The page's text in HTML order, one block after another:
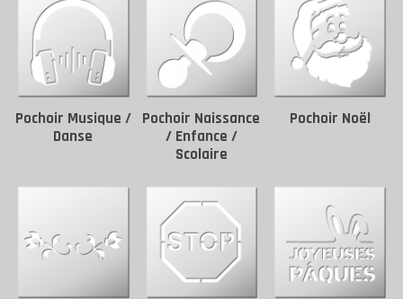
Pochoir Musique /
Danse
Pochoir Naissance
/ Enfance /
Scolaire
Pochoir Noël